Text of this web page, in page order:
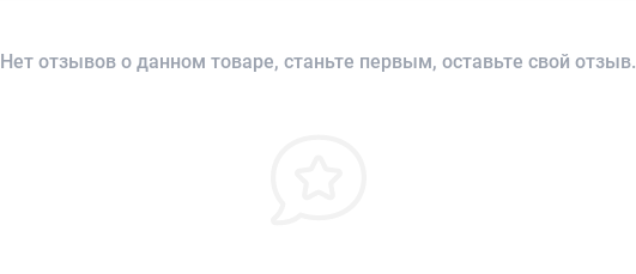
Нет отзывов о данном товаре, станьте первым, оставьте свой отзыв.